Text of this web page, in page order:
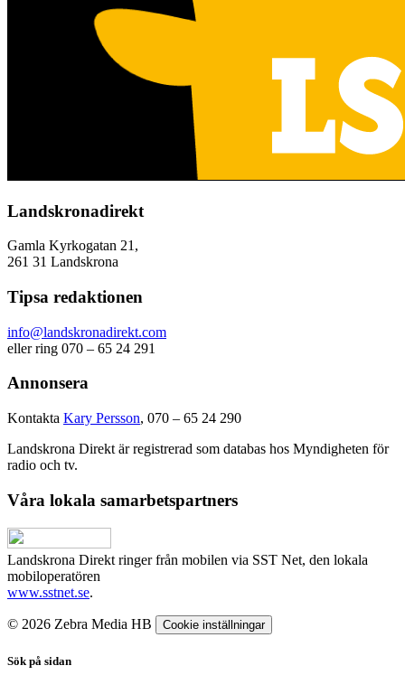
Landskronadirekt
Gamla Kyrkogatan 21,
261 31 Landskrona
Tipsa redaktionen
info@landskronadirekt.com
eller ring 070 – 65 24 291
Annonsera
Kontakta Kary Persson, 070 – 65 24 290
Landskrona Direkt är registrerad som databas hos Myndigheten för
radio och tv.
Våra lokala samarbetspartners
Landskrona Direkt ringer från mobilen via SST Net, den lokala
mobiloperatören
www.sstnet.se.
© 2026 Zebra Media HB Cookie inställningar
Sök på sidan